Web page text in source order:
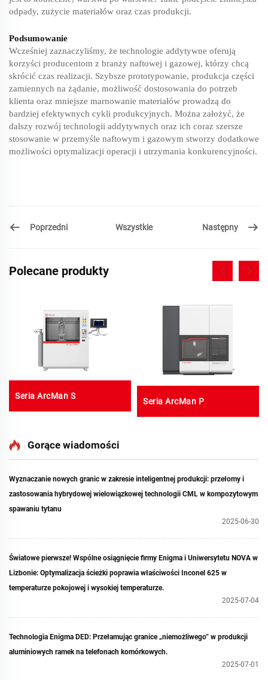
odpady, zużycie materiałów oraz czas produkcji.
Podsumowanie
Wcześniej zaznaczyliśmy, że technologie addytywne oferują
korzyści producentom z branży naftowej i gazowej, którzy chcą
skrócić czas realizacji. Szybsze prototypowanie, produkcja części
zamiennych na żądanie, możliwość dostosowania do potrzeb
klienta oraz mniejsze marnowanie materiałów prowadzą do
bardziej efektywnych cykli produkcyjnych. Można założyć, że
dalszy rozwój technologii addytywnych oraz ich coraz szersze
stosowanie w przemyśle naftowym i gazowym stworzy dodatkowe
możliwości optymalizacji operacji i utrzymania konkurencyjności.
Poprzedni Wszystkie Następny
Polecane produkty
Seria ArcMan S
Seria ArcMan P
Gorące wiadomości
Wyznaczanie nowych granic w zakresie inteligentnej produkcji: przełomy i
zastosowania hybrydowej wielowiązkowej technologii CML w kompozytowym
spawaniu tytanu
2025-06-30
Światowe pierwsze! Wspólne osiągnięcie firmy Enigma i Uniwersytetu NOVA w
Lizbonie: Optymalizacja ścieżki poprawia właściwości Inconel 625 w
temperaturze pokojowej i wysokiej temperaturze.
2025-07-04
Technologia Enigma DED: Przełamując granice „niemożliwego” w produkcji
aluminiowych ramek na telefonach komórkowych.
2025-07-01